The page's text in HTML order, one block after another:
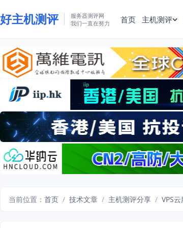
好主机测评
服务器测评网
我们一直在努力
首页 主机测评
当前位置： 首页 / 技术文章 / 主机测评分享 / VPS